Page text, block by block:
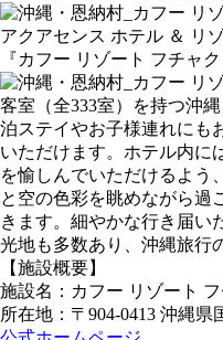
アクアセンス ホテル ＆ リ
『カフー リゾート フチャ
客室（全333室）を持つ沖
泊ステイやお子様連れにも
いただけます。ホテル内に
を愉しんでいただけるよう
と空の色彩を眺めながら過
きます。細やかな行き届い
光地も多数あり、沖縄旅行
【施設概要】
施設名：カフー リゾート
所在地：〒904-0413 沖縄